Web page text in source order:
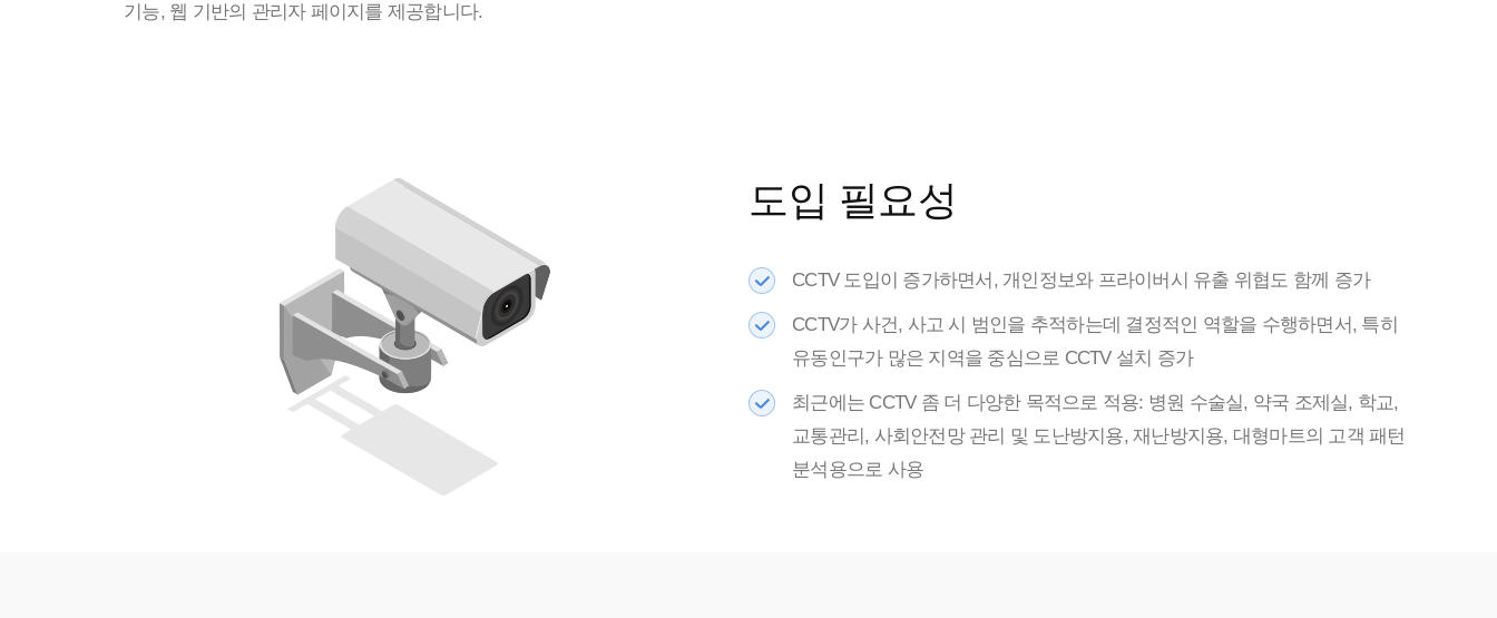
기능, 웹 기반의 관리자 페이지를 제공합니다.
도입 필요성
CCTV 도입이 증가하면서, 개인정보와 프라이버시 유출 위협도 함께 증가
CCTV가 사건, 사고 시 범인을 추적하는데 결정적인 역할을 수행하면서, 특히
유동인구가 많은 지역을 중심으로 CCTV 설치 증가
최근에는 CCTV 좀 더 다양한 목적으로 적용: 병원 수술실, 약국 조제실, 학교,
교통관리, 사회안전망 관리 및 도난방지용, 재난방지용, 대형마트의 고객 패턴
분석용으로 사용